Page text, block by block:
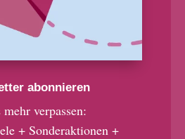
abonnieren
verpassen:
+ Sonderaktionen +